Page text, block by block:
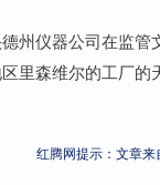
仪器公司在监管
里森维尔的工厂的
红腾网提示：文章来